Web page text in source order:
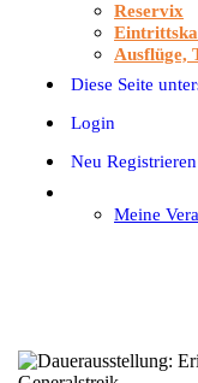
Reservix
Ausflüge,
Diese Seite
Login
Neu Registrieren
Meine